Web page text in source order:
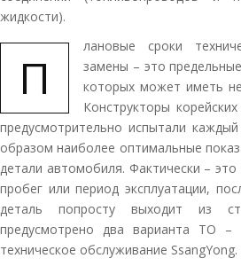
жидкости).
П
лановые сроки
замены – это
которых может иметь
Конструкторы
предусмотрительно испытали
образом наиболее оптимальные
детали автомобиля. Фактически –
пробег или период эксплуатации,
деталь попросту выходит из
предусмотрено два варианта ТО –
техническое обслуживание SsangYong.